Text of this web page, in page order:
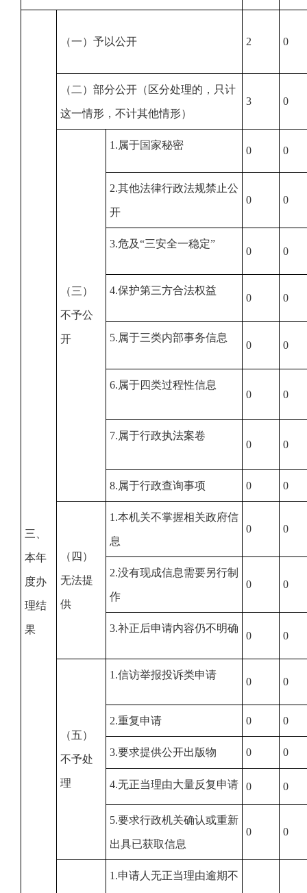
三、
本年
度办
理结
果
（一）予以公开 2 0
（二）部分公开（区分处理的，只计
这一情形，不计其他情形）
3 0
（三）
不予公
开
1.属于国家秘密 0 0
2.其他法律行政法规禁止公
开
0 0
3.危及“三安全一稳定”
0 0
4.保护第三方合法权益
0 0
5.属于三类内部事务信息
0 0
6.属于四类过程性信息
0
0
7.属于行政执法案卷
0 0
8.属于行政查询事项 0 0
（四）
无法提
供
1.本机关不掌握相关政府信
息
0 0
2.没有现成信息需要另行制
作
0 0
3.补正后申请内容仍不明确
0 0
（五）
不予处
理
1.信访举报投诉类申请
0 0
2.重复申请 0 0
3.要求提供公开出版物 0 0
4.无正当理由大量反复申请 0 0
5.要求行政机关确认或重新
出具已获取信息
0 0
1.申请人无正当理由逾期不